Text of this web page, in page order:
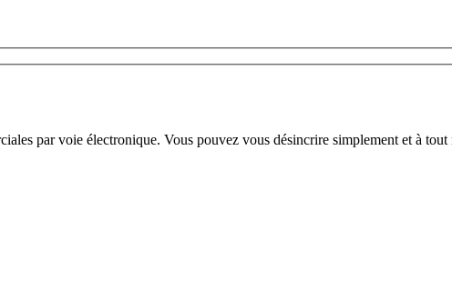
par voie électronique. Vous pouvez vous désincrire simplement et à